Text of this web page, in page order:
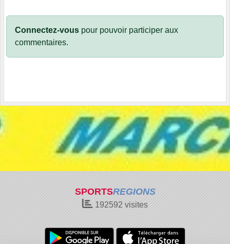
Connectez-vous pour pouvoir participer aux
commentaires.
SPORTSREGIONS
192592 visites